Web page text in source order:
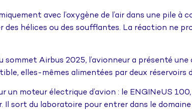
avec l’oxygène de l’air dans une pile à
hélices ou des soufflantes. La réaction ne
sommet Airbus 2025, l’avionneur a présenté
elles-mêmes alimentées par deux réservoirs
moteur électrique d’avion : le ENGINeUS
sort du laboratoire pour entrer dans le domaine